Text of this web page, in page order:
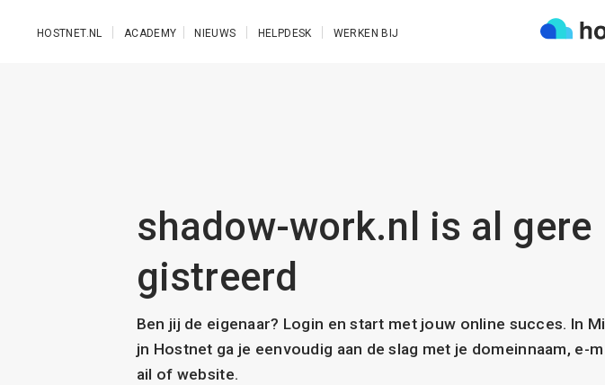
HOSTNET.NL ACADEMY NIEUWS HELPDESK WERKEN BIJ
shadow-work.nl is al gere
gistreerd
Ben jij de eigenaar? Login en start met jouw online succes. In Mi
jn Hostnet ga je eenvoudig aan de slag met je domeinnaam, e-m
ail of website.